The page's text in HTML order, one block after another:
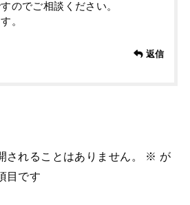
のでご相談ください。
。
返信
されることはありません。 ※ が
目です